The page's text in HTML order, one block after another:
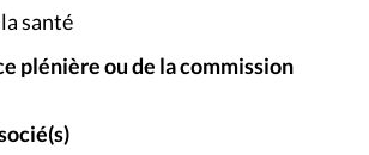
santé
plénière ou de la commission